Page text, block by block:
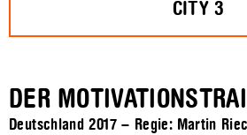
CITY 3
DER
Deutschland 2017 – Regie: Martin